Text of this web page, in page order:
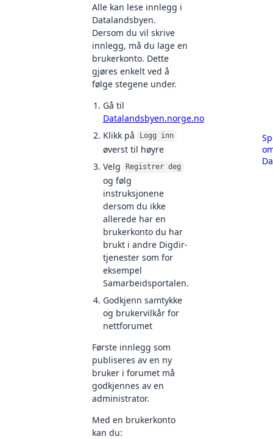
Alle kan lese innlegg i
Datalandsbyen.
Dersom du vil skrive
innlegg, må du lage en
brukerkonto. Dette
gjøres enkelt ved å
følge stegene under.
Gå til
Datalandsbyen.norge.no
Klikk på
Logg inn
øverst til høyre
Velg
Registrer deg
og følg
instruksjonene
dersom du ikke
allerede har en
brukerkonto du har
brukt i andre Digdir-
tjenester som for
eksempel
Samarbeidsportalen.
Godkjenn samtykke
og brukervilkår for
nettforumet
Første innlegg som
publiseres av en ny
bruker i forumet må
godkjennes av en
administrator.
Med en brukerkonto
kan du: